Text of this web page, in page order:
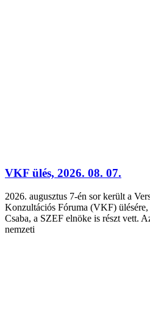
VKF ülés, 2026. 08. 07.
2026. augusztus 7-én sor került a
Konzultációs Fóruma (VKF)
Csaba, a SZEF elnöke is részt vett.
nemzeti